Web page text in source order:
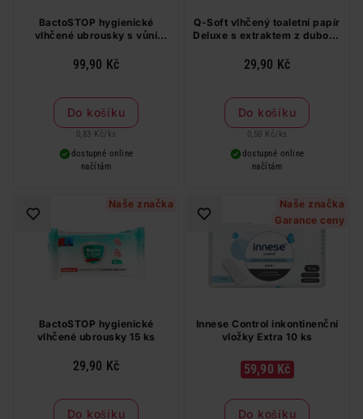
BactoSTOP hygienické
vlhčené ubrousky s vůní
99,90 Kč
Do košíku
0,83 Kč/ ks
dostupné online
načítám
Q-Soft vlhčený toaletní papír
Deluxe s extraktem z dubové
29,90 Kč
Do košíku
0,50 Kč/ ks
dostupné online
načítám
Naše značka
BactoSTOP hygienické
vlhčené ubrousky 15 ks
29,90 Kč
Do košíku
Naše značka
Garance ceny
Innese Control inkontinenční
vložky Extra 10 ks
59,90 Kč
Do košíku